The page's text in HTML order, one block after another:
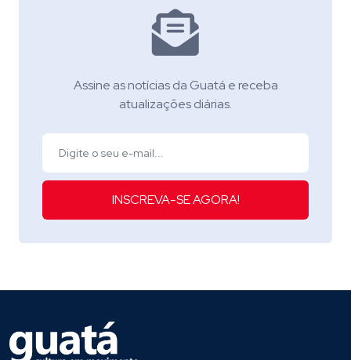
Assine as notícias da Guatá e receba
atualizações diárias.
INSCREVA-SE AGORA!